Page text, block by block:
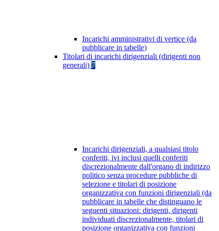
Incarichi amministrativi di vertice (da
pubblicare in tabelle)
Titolari di incarichi dirigenziali (dirigenti non
generali) 7
Incarichi dirigenziali, a qualsiasi titolo
conferiti, ivi inclusi quelli conferiti
discrezionalmente dall'organo di indirizzo
politico senza procedure pubbliche di
selezione e titolari di posizione
organizzativa con funzioni dirigenziali (da
pubblicare in tabelle che distinguano le
seguenti situazioni: dirigenti, dirigenti
individuati discrezionalmente, titolari di
posizione organizzativa con funzioni